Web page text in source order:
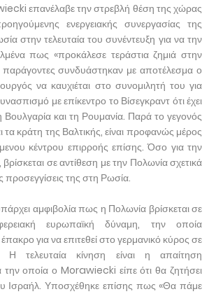
επανέλαβε την στρεβλή θέση της χώρας
ενεργειακής συνεργασίας της
στην τελευταία του συνέντευξη για να την
πως «προκάλεσε τεράστια ζημιά στην
συνδυάστηκαν με αποτέλεσμα ο
να καυχιέται στο συνομιλητή του για
με επίκεντρο το Βίσεγκραντ ότι έχει
Βουλγαρία και τη Ρουμανία. Παρά το γεγονός
τα κράτη της Βαλτικής, είναι προφανώς μέρος
κέντρου επιρροής επίσης. Όσο για την
σε αντίθεση με την Πολωνία σχετικά
προσεγγίσεις της στη Ρωσία.
αμφιβολία πως η Πολωνία βρίσκεται σε
ευρωπαϊκή δύναμη, την οποία
για να επιτεθεί στο γερμανικό κύρος σε
τελευταία κίνηση είναι η απαίτηση
οποία ο Morawiecki είπε ότι θα ζητήσει
Ισραήλ. Υποσχέθηκε επίσης πως «Θα πάμε